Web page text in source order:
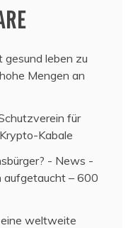
gesund leben zu
Mengen an
für
Kabale
- News -
aufgetaucht – 600
weltweite